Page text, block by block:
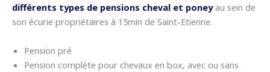
différents types de pensions cheval et poneyau sein de
son écurie propriétaires à 15min de Saint-Etienne.
Pension pré
Pension complète pour chevaux en box, avec ou sans